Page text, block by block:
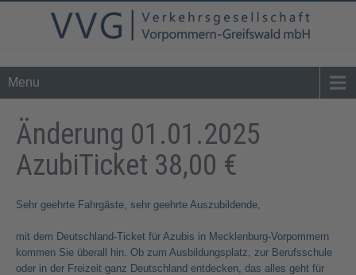
Tel. 0 39 76 - 24 02 - 0info@vvg-bus.de
Menu
Änderung 01.01.2025
AzubiTicket 38,00 €
Sehr geehrte Fahrgäste, sehr geehrte Auszubildende,
mit dem Deutschland-Ticket für Azubis in Mecklenburg-Vorpommern
kommen Sie überall hin. Ob zum Ausbildungsplatz, zur Berufsschule
oder in der Freizeit ganz Deutschland entdecken, das alles geht für